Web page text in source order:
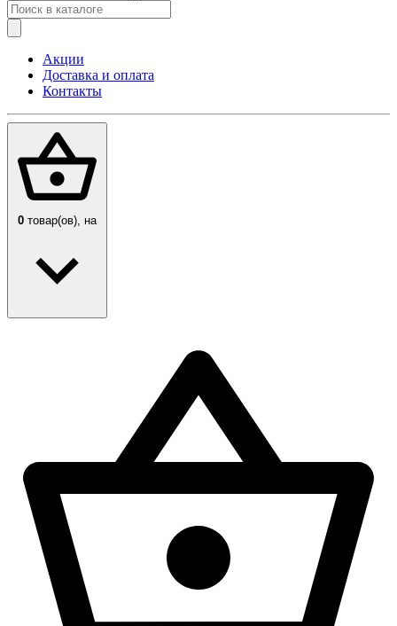
Акции
Доставка и оплата
Контакты
0 товар(ов), на